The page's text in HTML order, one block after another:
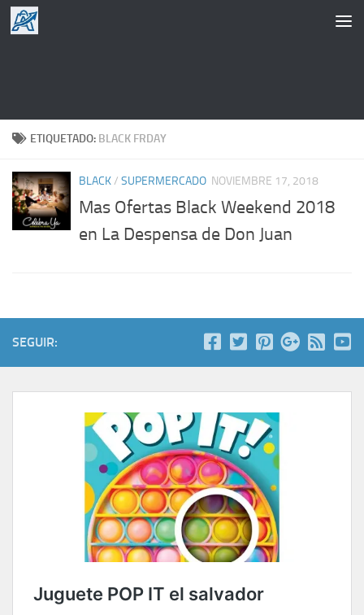
Saltar al contenido
ETIQUETADO: BLACK FRDAY
BLACK/ SUPERMERCADO NOVIEMBRE 17, 2018
Mas Ofertas Black Weekend 2018
en La Despensa de Don Juan
SEGUIR: